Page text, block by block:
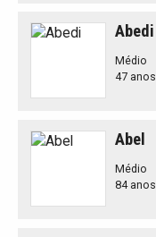
Abedi
Médio
47 anos
Abel
Médio
84 anos